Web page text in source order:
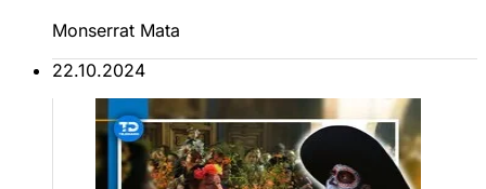
Monserrat Mata
22.10.2024